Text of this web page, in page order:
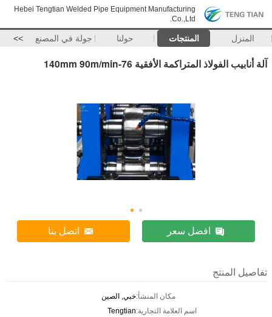
Hebei Tengtian Welded Pipe Equipment Manufacturing
Co.,Ltd.
المنزل المنتجات حولنا جولة في المصنع >>
آلة أنابيب الفولاذ المتراكمة الأفقية 76-140mm 90m/min
افضل سعر اتصل بنا
تفاصيل المنتج
مكان المنشأ:خبي, الصين
اسم العلامة التجارية:Tengtian